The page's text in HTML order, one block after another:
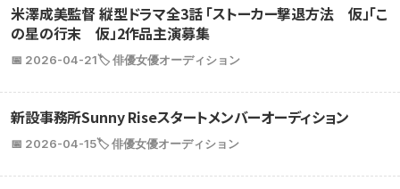
米澤成美監督 縦型ドラマ全3話 「ストーカー撃退方法 仮」「こ
の星の行末 仮」2作品主演募集
📅 2026-04-21🏷️ 俳優女優オーディション
新設事務所Sunny Riseスタートメンバーオーディション
📅 2026-04-15🏷️ 俳優女優オーディション